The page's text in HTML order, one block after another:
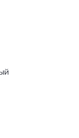
и зеленого
в
52 EU